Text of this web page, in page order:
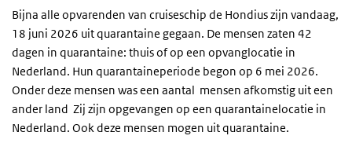
Bijna alle opvarenden van cruiseschip de Hondius zijn vandaag,
18 juni 2026 uit quarantaine gegaan. De mensen zaten 42
dagen in quarantaine: thuis of op een opvanglocatie in
Nederland. Hun quarantaineperiode begon op 6 mei 2026.
Onder deze mensen was een aantal mensen afkomstig uit een
ander land Zij zijn opgevangen op een quarantainelocatie in
Nederland. Ook deze mensen mogen uit quarantaine.